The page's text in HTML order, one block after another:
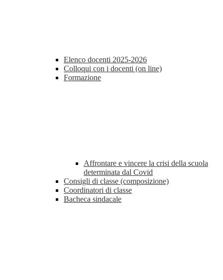
Elenco docenti 2025-2026
Colloqui con i docenti (on line)
Formazione
Affrontare e vincere la crisi della scuola
determinata dal Covid
Consigli di classe (composizione)
Coordinatori di classe
Bacheca sindacale